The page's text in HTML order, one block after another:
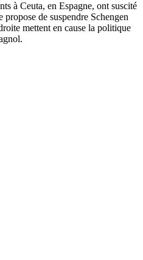
à Ceuta, en Espagne, ont suscité
de suspendre Schengen
mettent en cause la politique